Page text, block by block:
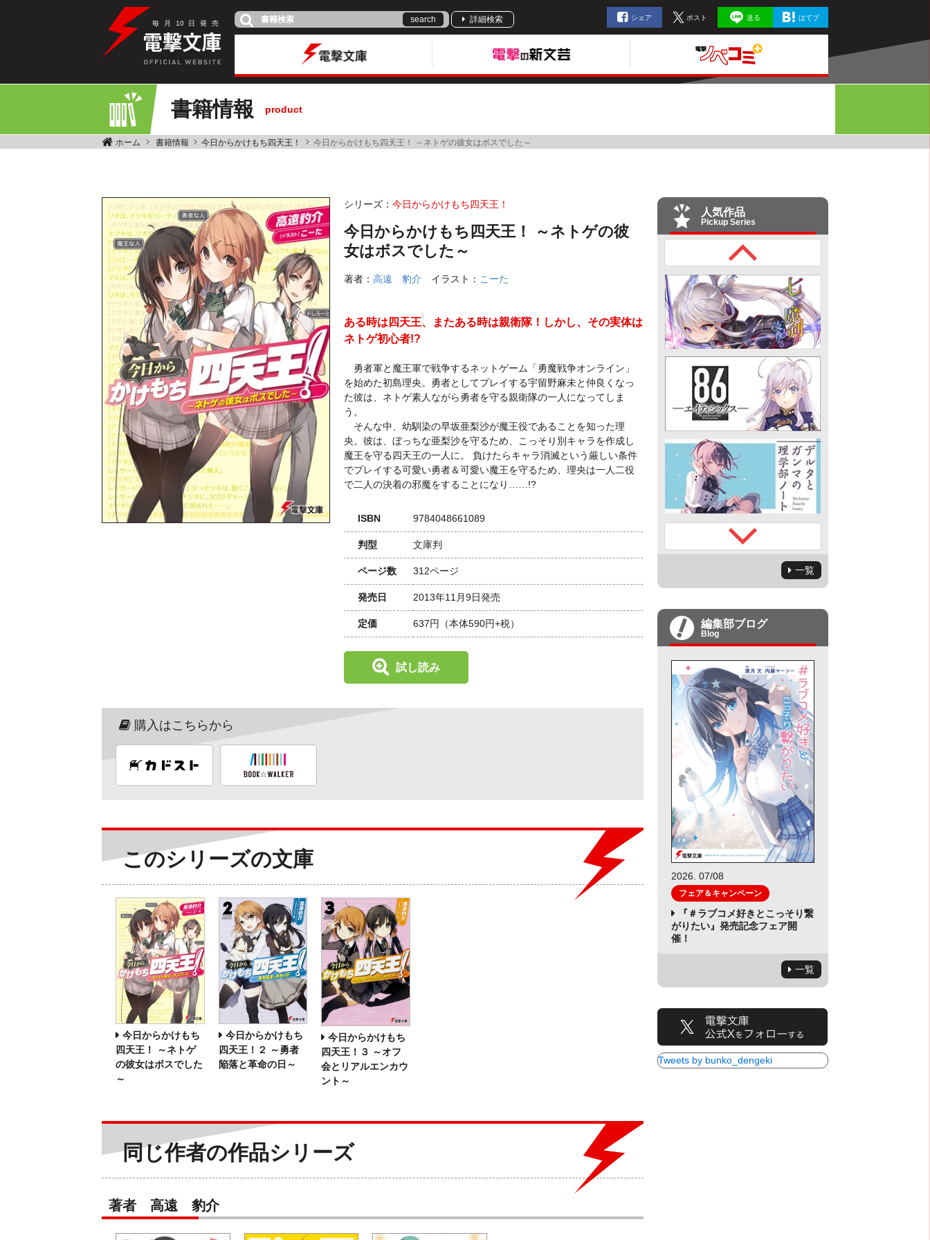
毎 月 10 日 発 売 search 詳細検索 シェア ポスト 送る はてブ
書籍情報 product
ホーム 書籍情報 今日からかけもち四天王！ 今日からかけもち四天王！ ～ネトゲの彼女はボスでした～
シリーズ： 今日からかけもち四天王！
今日からかけもち四天王！ ～ネトゲの彼
女はボスでした～
著者： 高遠 豹介 イラスト： こーた
ある時は四天王、またある時は親衛隊！しかし、その実体は
ネトゲ初心者!?
勇者軍と魔王軍で戦争するネットゲーム「勇魔戦争オンライン」
を始めた初島理央。勇者としてプレイする宇留野麻未と仲良くなっ
た彼は、ネトゲ素人ながら勇者を守る親衛隊の一人になってしま
う。
そんな中、幼馴染の早坂亜梨沙が魔王役であることを知った理
央。彼は、ぼっちな亜梨沙を守るため、こっそり別キャラを作成し
魔王を守る四天王の一人に。 負けたらキャラ消滅という厳しい条件
でプレイする可愛い勇者＆可愛い魔王を守るため、理央は一人二役
で二人の決着の邪魔をすることになり……!?
ISBN 9784048661089
判型 文庫判
ページ数 312ページ
発売日 2013年11月9日発売
定価 637円 （本体590円+税）
試し読み
購入はこちらから
このシリーズの文庫
今日からかけもち
四天王！ ～ネトゲ
の彼女はボスでした
～
今日からかけもち
四天王！２ ～勇者
陥落と革命の日～
今日からかけもち
四天王！３ ～オフ
会とリアルエンカウ
ント～
同じ作者の作品シリーズ
著者 高遠 豹介
人気作品
Pickup Series
一覧
編集部ブログ
Blog
2026. 07/08
フェア＆キャンペーン
『＃ラブコメ好きとこっそり繋
がりたい』発売記念フェア開
催！
一覧
Tweets by bunko_dengeki